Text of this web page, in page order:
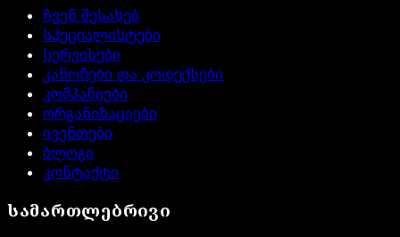
ჩვენ შესახებ
სპეციალისტები
სერვისები
კანონები და კოდექსები
კომპანიები
ორგანიზაციები
ივენთები
ბლოგი
კონტაქტი
სამართლებრივი